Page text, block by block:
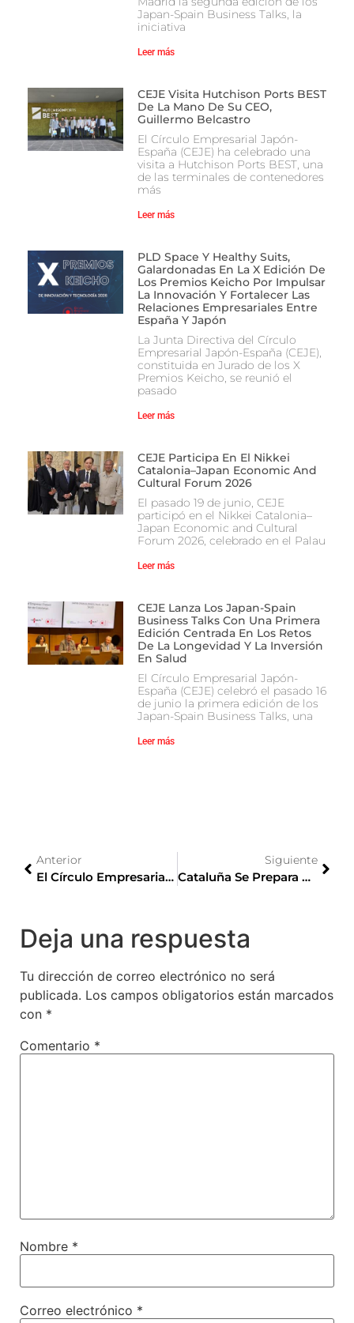
Japan-Spain Business Talks, la
iniciativa
Leer más
CEJE Visita Hutchison Ports BEST
De La Mano De Su CEO,
Guillermo Belcastro
El Círculo Empresarial Japón-
España (CEJE) ha celebrado una
visita a Hutchison Ports BEST, una
de las terminales de contenedores
más
Leer más
PLD Space Y Healthy Suits,
Galardonadas En La X Edición De
Los Premios Keicho Por Impulsar
La Innovación Y Fortalecer Las
Relaciones Empresariales Entre
España Y Japón
La Junta Directiva del Círculo
Empresarial Japón-España (CEJE),
constituida en Jurado de los X
Premios Keicho, se reunió el
pasado
Leer más
CEJE Participa En El Nikkei
Catalonia–Japan Economic And
Cultural Forum 2026
El pasado 19 de junio, CEJE
participó en el Nikkei Catalonia–
Japan Economic and Cultural
Forum 2026, celebrado en el Palau
Leer más
CEJE Lanza Los Japan-Spain
Business Talks Con Una Primera
Edición Centrada En Los Retos
De La Longevidad Y La Inversión
En Salud
El Círculo Empresarial Japón-
España (CEJE) celebró el pasado 16
de junio la primera edición de los
Japan-Spain Business Talks, una
Leer más
Anterior
El Círculo Empresarial Japón-España Da La Bienvenida Al Nuevo Embajador De España En Japón, Íñigo De Palacio España
Siguiente
Cataluña Se Prepara Para La Expo Universal De Osaka 2025
Deja una respuesta
Tu dirección de correo electrónico no será
publicada. Los campos obligatorios están marcados
con *
Comentario *
Nombre *
Correo electrónico *